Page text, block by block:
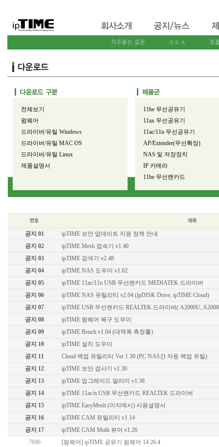
전체보기
펌웨어
드라이버/유틸 Windows
드라이버/유틸 MAC OS
드라이버/유틸 Linux
제품설명서
11be 무선공유기
11ax 무선공유기
11ac/11n 무선공유기
AP/Extender(무선확장)
NAS 및 저장장치
IP 카메라
11be 무선랜카드
기가비트 허브
공지 01
ipTIME 보안 업데이트 지원 정책 안내
공지 02
ipTIME Mesh 접속기 v1.40
공지 03
ipTIME 검색기 v2.48
공지 04
ipTIME NAS 도우미 v1.62
공지 05
ipTIME 11ac/11n USB 무선랜카드 MEDIATEK 드라이버
공지 06
ipTIME NAS 유틸리티 v2.04 (ipDISK Drive, ipTIME Cloud)
공지 07
ipTIME USB 무선랜카드 REALTEK 드라이버( A2000U,
공지 08
ipTIME 펌웨어 복구 도우미
공지 09
ipTIME Bench v1.04 (대역폭 측정툴)
공지 10
ipTIME 설치 도우미
공지 11
Cloud 백업 유틸리티 Ver 1.30 (PC NAS간 자동 백업 유틸)
공지 12
ipTIME 보안 검사기 v1.30
공지 13
ipTIME 업그레이드 알리미 v1.38
공지 14
ipTIME 11ac/n USB 무선랜카드 REALTEK 드라이버
공지 15
ipTIME EasyMesh (이지메시) 사용설명서
공지 16
ipTIME CAM 유틸리티 v1.14
공지 17
ipTIME CAM Multi 뷰어 v1.26
7696
[펌웨어] ipTIME 공유기 펌웨어 14.26.4